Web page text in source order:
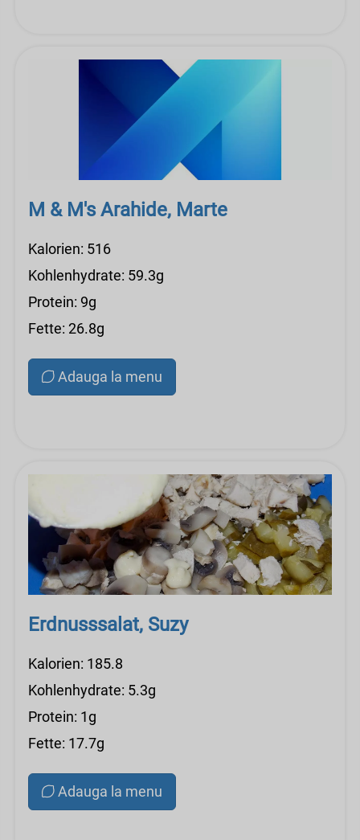
M & M's Arahide, Marte
Kalorien: 516
Kohlenhydrate: 59.3g
Protein: 9g
Fette: 26.8g
Adauga la menu
Erdnusssalat, Suzy
Kalorien: 185.8
Kohlenhydrate: 5.3g
Protein: 1g
Fette: 17.7g
Adauga la menu